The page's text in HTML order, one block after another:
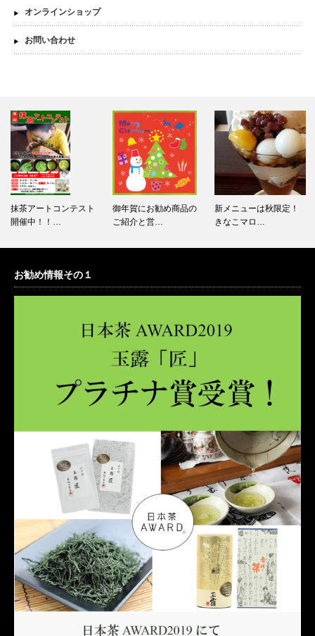
オンラインショップ
お問い合わせ
抹茶アートコンテスト
開催中！！…
御年賀にお勧め商品の
ご紹介と営…
新メニューは秋限定！
きなこマロ…
お勧め情報その１